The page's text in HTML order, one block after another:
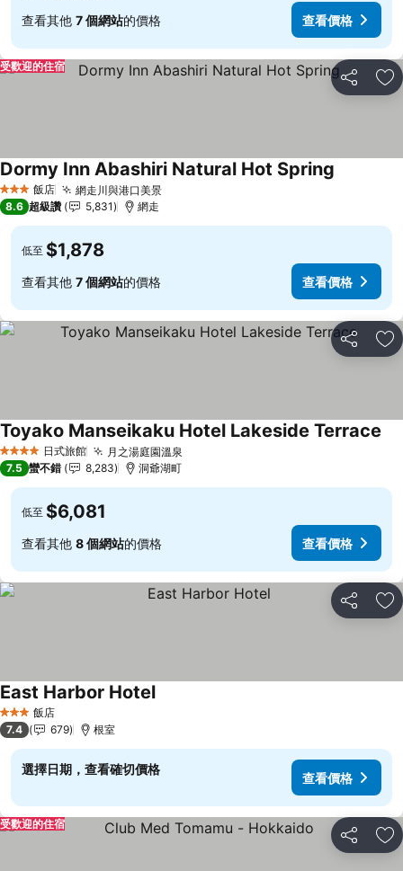
查看其他 7 個網站的價格 查看價格
分享 加
受歡迎的住宿
3 星級 飯店 網走川與港口美景查看價格
Dormy Inn Abashiri Natural Hot Spring
8.6 超級讚 5,831 網走
低至 $1,878
查看其他 7 個網站的價格 查看價格
分享 加
4 星級 日式旅館 月之湯庭園溫泉查看價格
Toyako Manseikaku Hotel Lakeside Terrace
7.5 蠻不錯 8,283 洞爺湖町
低至 $6,081
查看其他 8 個網站的價格 查看價格
分享 加
3 星級 飯店
East Harbor Hotel查看價格
7.4 679 根室
選擇日期，查看確切價格
查看價格
分享 加
受歡迎的住宿